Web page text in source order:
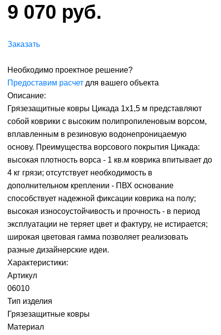
9 070 руб.
Заказать
Необходимо проектное решение?
Предоставим расчет для вашего объекта
Описание:
Грязезащитные ковры Цикада 1х1,5 м представляют
собой коврики с высоким полипропиленовым ворсом,
вплавленным в резиновую водонепроницаемую
основу. Преимущества ворсового покрытия Цикада:
высокая плотность ворса - 1 кв.м коврика впитывает до
4 кг грязи; отсутствует необходимость в
дополнительном креплении - ПВХ основание
способствует надежной фиксации коврика на полу;
высокая износоустойчивость и прочность - в период
эксплуатации не теряет цвет и фактуру, не истирается;
широкая цветовая гамма позволяет реализовать
разные дизайнерские идеи.
Характеристики:
Артикул
06010
Тип изделия
Грязезащитные ковры
Материал